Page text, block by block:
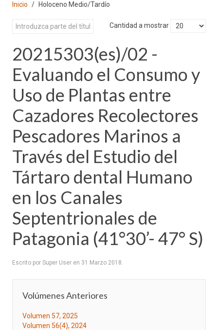
Inicio Holoceno Medio/Tardío
Cantidad a mostrar
20215303(es)/02 -
Evaluando el Consumo y
Uso de Plantas entre
Cazadores Recolectores
Pescadores Marinos a
Través del Estudio del
Tártaro dental Humano
en los Canales
Septentrionales de
Patagonia (41°30’- 47° S)
Escrito por Super User en 31 Marzo 2018.
Volúmenes Anteriores
Volumen 57, 2025
Volumen 56(4), 2024